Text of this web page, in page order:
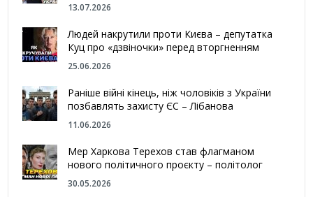
13.07.2026
Людей накрутили проти Києва – депутатка
Куц про «дзвіночки» перед вторгненням
25.06.2026
Раніше війні кінець, ніж чоловіків з України
позбавлять захисту ЄС – Лібанова
11.06.2026
Мер Харкова Терехов став флагманом
нового політичного проєкту – політолог
30.05.2026